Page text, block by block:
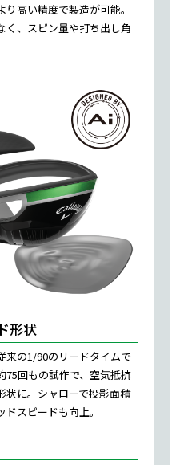
高い精度で製造が可能。
く、スピン量や打ち出し角
形状
来の1/90のリードタイムで
75回もの試作で、空気抵抗
状に。シャローで投影面積
スピードも向上。